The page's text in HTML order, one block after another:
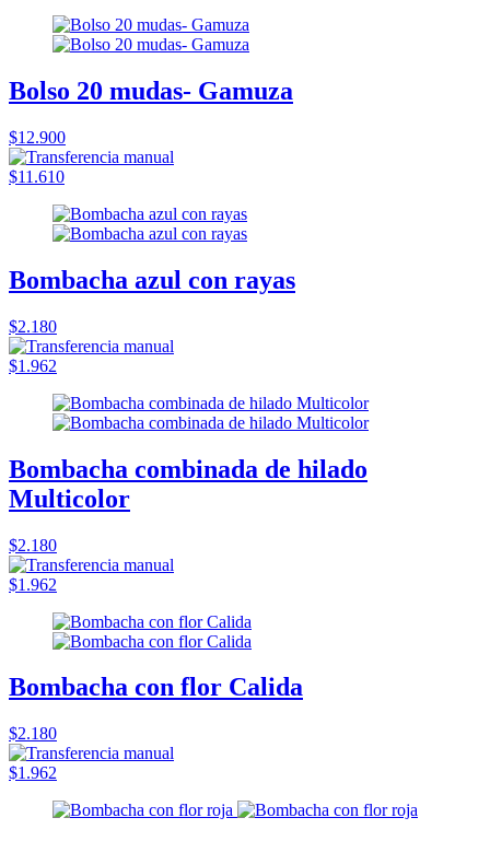
Bolso 20 mudas- Gamuza
$12.900
$11.610
Bombacha azul con rayas
$2.180
$1.962
Bombacha combinada de hilado
Multicolor
$2.180
$1.962
Bombacha con flor Calida
$2.180
$1.962